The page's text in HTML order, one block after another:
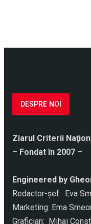
DESPRE NOI
Ziarul Criterii
– Fondat în 2007 –
Engineered by
Redactor-şef: Eva
Marketing: Ema
Grafician: Mihai